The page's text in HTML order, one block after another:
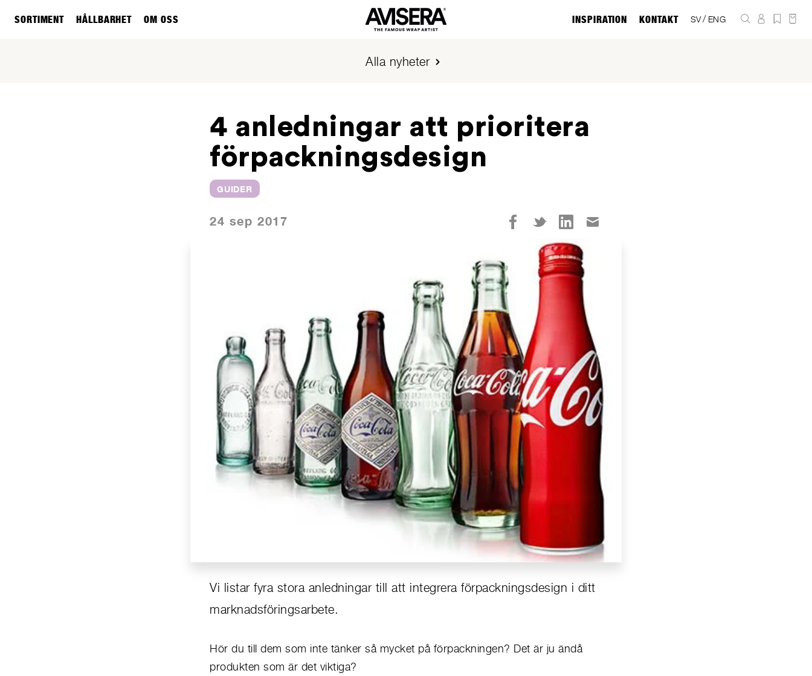
SORTIMENT HÅLLBARHET OM OSS INSPIRATION KONTAKT SV/ ENG
Alla nyheter
4 anledningar att prioritera
förpackningsdesign
GUIDER
24 sep 2017
Vi listar fyra stora anledningar till att integrera förpackningsdesign i ditt
marknadsföringsarbete.
Hör du till dem som inte tänker så mycket på förpackningen? Det är ju ändå
produkten som är det viktiga?